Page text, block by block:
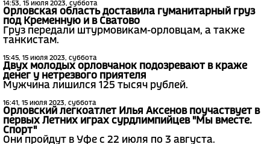
14:53, 15 июля 2023, суббота
Орловская область доставила гуманитарный груз
под Кременную и в Сватово
Груз передали штурмовикам-орловцам, а также
танкистам.
15:45, 15 июля 2023, суббота
Двух молодых орловчанок подозревают в краже
денег у нетрезвого приятеля
Мужчина лишился 125 тысяч рублей.
16:41, 15 июля 2023, суббота
Орловский легкоатлет Илья Аксенов поучаствует в
первых Летних играх сурдлимпийцев "Мы вместе.
Спорт"
Они пройдут в Уфе с 22 июля по 3 августа.